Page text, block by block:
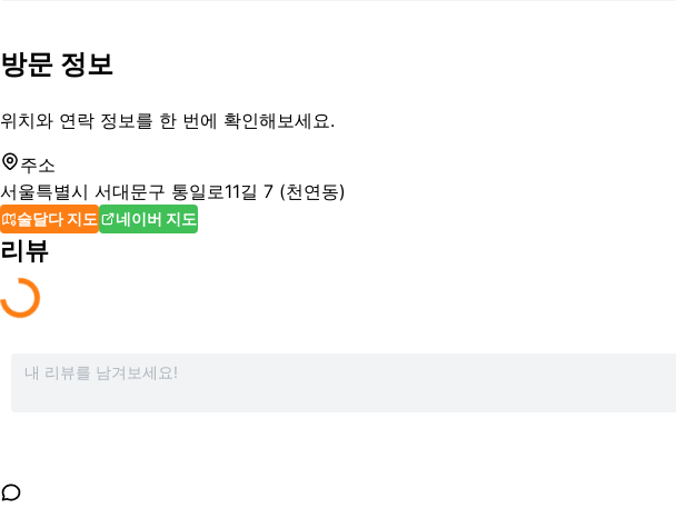
방문 정보
위치와 연락 정보를 한 번에 확인해보세요.
주소
서울특별시 서대문구 통일로11길 7 (천연동)
술달다 지도 네이버 지도
리뷰